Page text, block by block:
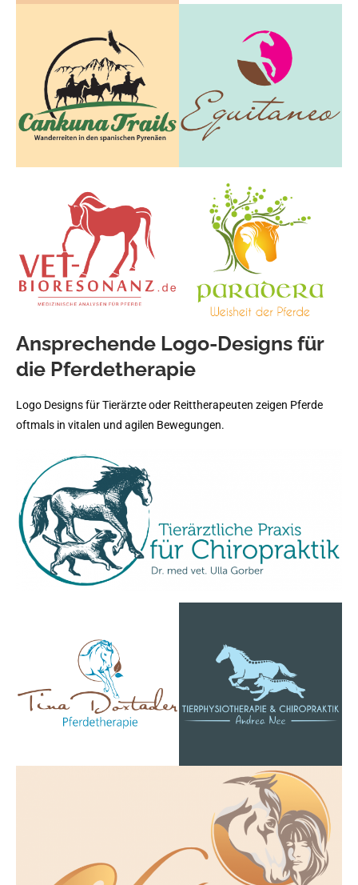
Ansprechende Logo-Designs für
die Pferdetherapie
Logo Designs für Tierärzte oder Reittherapeuten zeigen Pferde
oftmals in vitalen und agilen Bewegungen.